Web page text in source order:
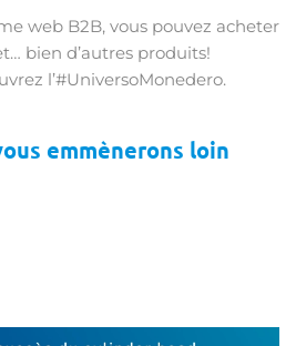
web B2B, vous pouvez acheter
bien d’autres produits!
l’#UniversoMonedero.
emmènerons loin